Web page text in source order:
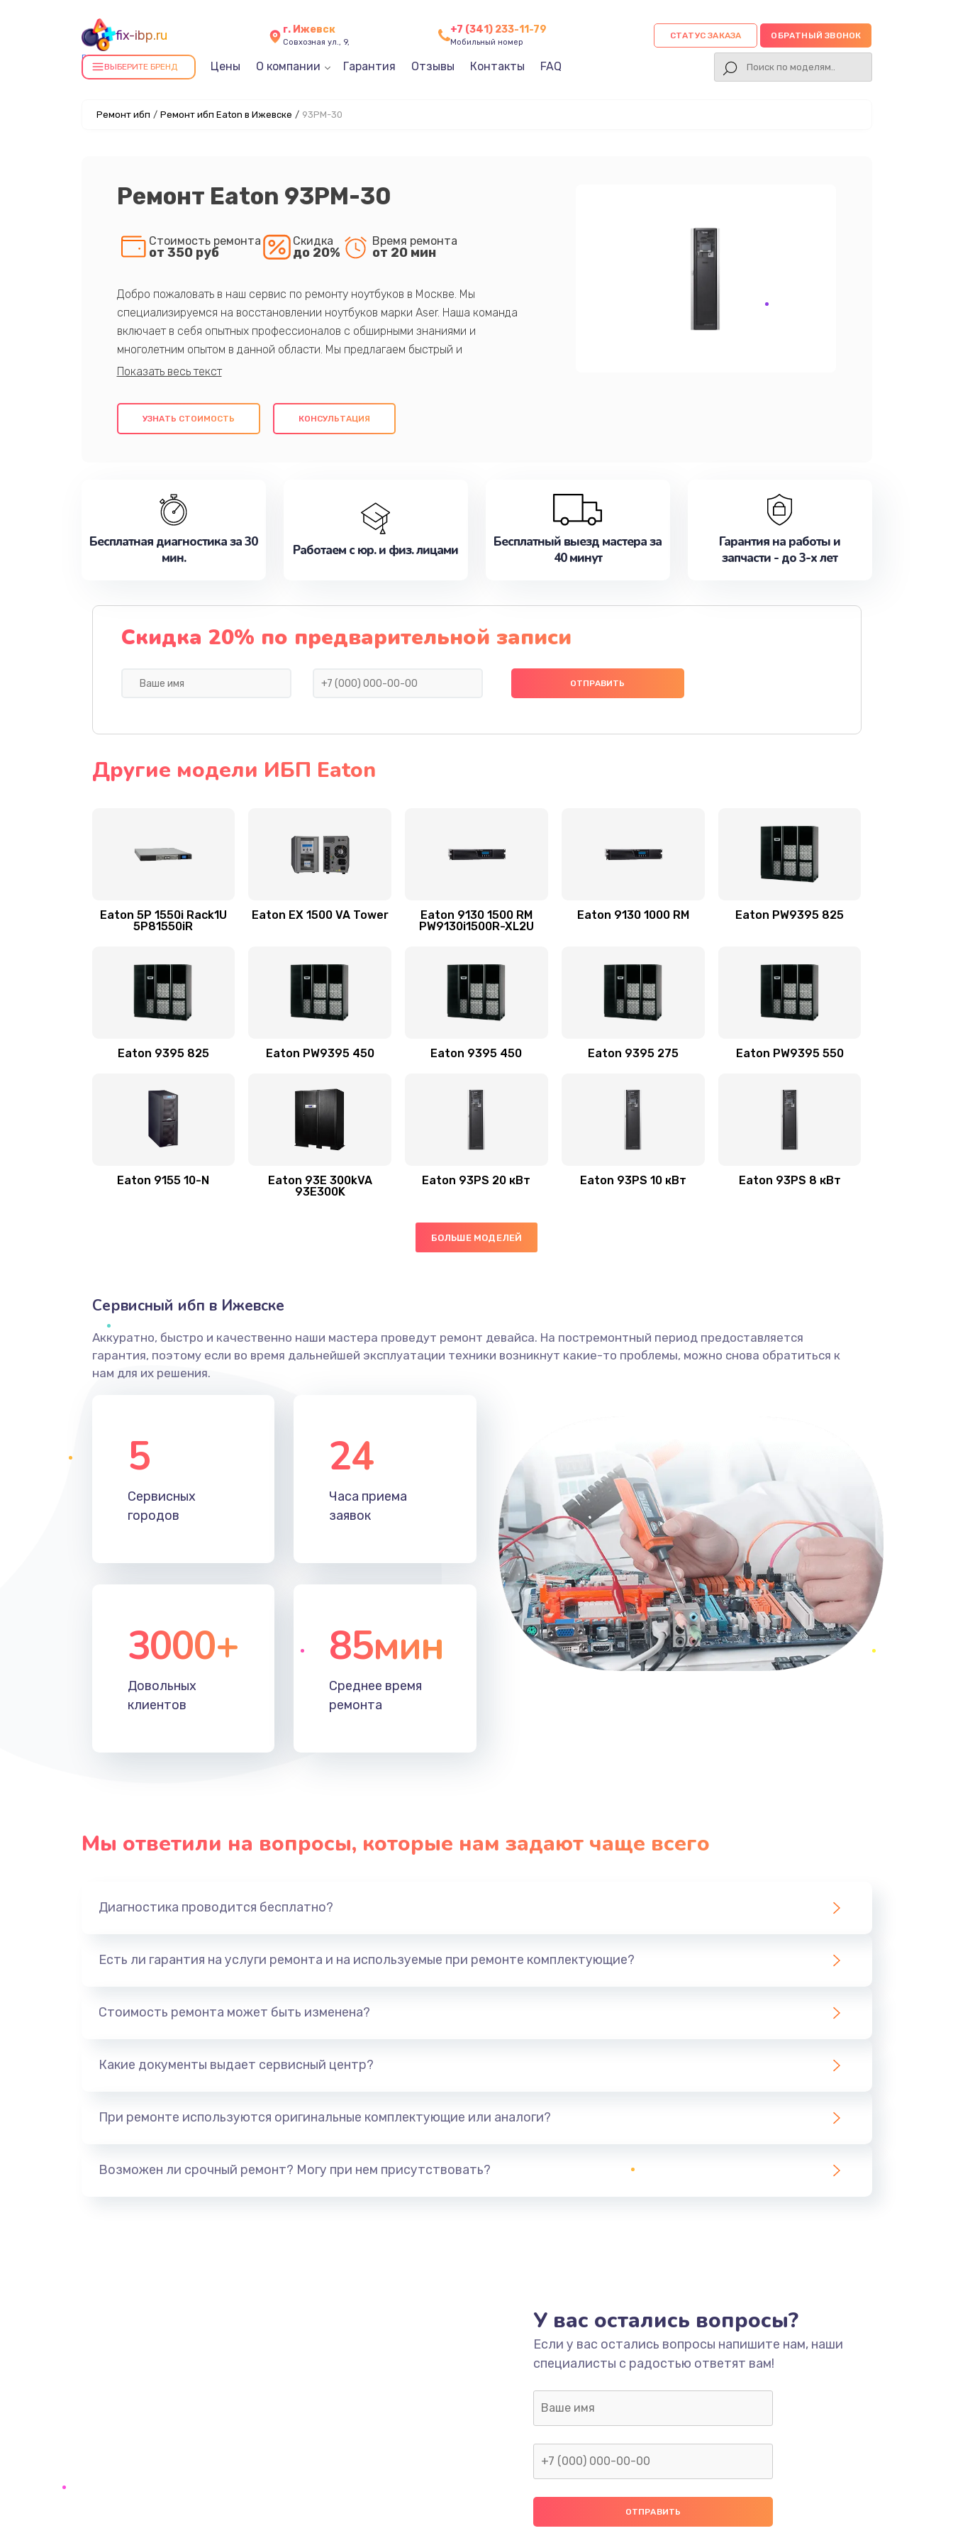
fix-ibp.ru
Ремонт ИБП в Ижевске
г. Ижевск
Совхозная ул., 9,
+7 (341) 233-11-79
Мобильный номер
СТАТУС ЗАКАЗА ОБРАТНЫЙ ЗВОНОК
ВЫБЕРИТЕ БРЕНД Цены О компании Гарантия Отзывы Контакты FAQ
Ремонт ибп / Ремонт ибп Eaton в Ижевске / 93PM-30
Ремонт Eaton 93PM-30
Стоимость ремонта
от 350 руб
Скидка
до 20%
Время ремонта
от 20 мин
Добро пожаловать в наш сервис по ремонту ноутбуков в Москве. Мы
специализируемся на восстановлении ноутбуков марки Aser. Наша команда
включает в себя опытных профессионалов с обширными знаниями и
многолетним опытом в данной области. Мы предлагаем быстрый и
качественный ремонт с использованием оригинальных компонентов, а также
клиентам надежное и профессиональное обслуживание, удовлетворяя их
потребности наилучшим образом. Не медлите записаться на ремонт уже
УЗНАТЬ СТОИМОСТЬ КОНСУЛЬТАЦИЯ
Бесплатная диагностика за 30
мин.
Работаем с юр. и физ. лицами
Бесплатный выезд мастера за
40 минут
Гарантия на работы и
запчасти - до 3-х лет
Скидка 20% по предварительной записи
Другие модели ИБП Eaton
Eaton 5P 1550i Rack1U
5P81550iR
Eaton EX 1500 VA Tower
Eaton 9130 1500 RM
PW9130i1500R-XL2U
Eaton 9130 1000 RM Eaton PW9395 825
Eaton 9395 825 Eaton PW9395 450 Eaton 9395 450 Eaton 9395 275 Eaton PW9395 550
Eaton 9155 10-N
Eaton 93E 300kVA
93E300K
Eaton 93PS 20 кВт Eaton 93PS 10 кВт Eaton 93PS 8 кВт
БОЛЬШЕ МОДЕЛЕЙ
Сервисный ибп в Ижевске
Аккуратно, быстро и качественно наши мастера проведут ремонт девайса. На постремонтный период предоставляется
гарантия, поэтому если во время дальнейшей эксплуатации техники возникнут какие-то проблемы, можно снова обратиться к
нам для их решения.
5
Сервисных
городов
24
Часа приема
заявок
3000+
Довольных
клиентов
85мин
Среднее время
ремонта
Мы ответили на вопросы, которые нам задают чаще всего
Диагностика проводится бесплатно?
Есть ли гарантия на услуги ремонта и на используемые при ремонте комплектующие?
Стоимость ремонта может быть изменена?
Какие документы выдает сервисный центр?
При ремонте используются оригинальные комплектующие или аналоги?
Возможен ли срочный ремонт? Могу при нем присутствовать?
У вас остались вопросы?
Если у вас остались вопросы напишите нам, наши
специалисты с радостью ответят вам!